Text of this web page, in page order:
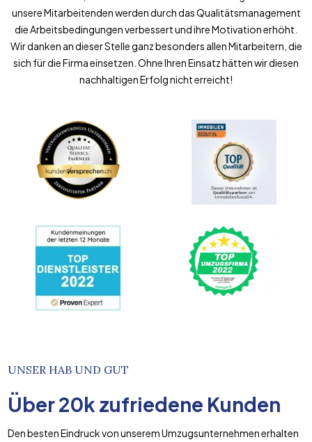
unsere Mitarbeitenden werden durch das Qualitätsmanagement
die Arbeitsbedingungen verbessert und ihre Motivation erhöht.
Wir danken an dieser Stelle ganz besonders allen Mitarbeitern, die
sich für die Firma einsetzen. Ohne Ihren Einsatz hätten wir diesen
nachhaltigen Erfolg nicht erreicht!
UNSER HAB UND GUT
Über20k zufriedene Kunden
Den besten Eindruck von unserem Umzugsunternehmen erhalten